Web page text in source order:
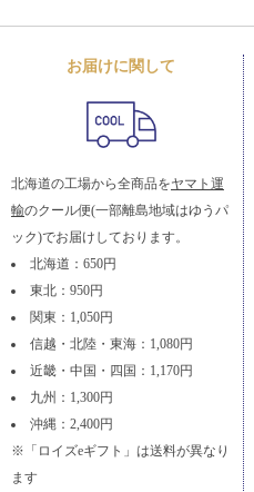
お届けに関して
北海道の工場から全商品をヤマト運
輸のクール便(一部離島地域はゆうパ
ック)でお届けしております。
北海道：650円
東北：950円
関東：1,050円
信越・北陸・東海：1,080円
近畿・中国・四国：1,170円
九州：1,300円
沖縄：2,400円
※「ロイズeギフト」は送料が異なり
ます